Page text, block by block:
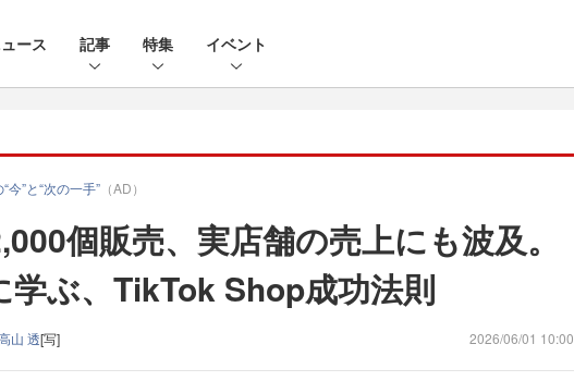
ース 記事 特集 イベント
今”と“次の一手” （AD）
個販売、実店舗の売上にも波及。
ぶ、TikTok Shop成功法則
山 透[写] 2026/06/01 10:00